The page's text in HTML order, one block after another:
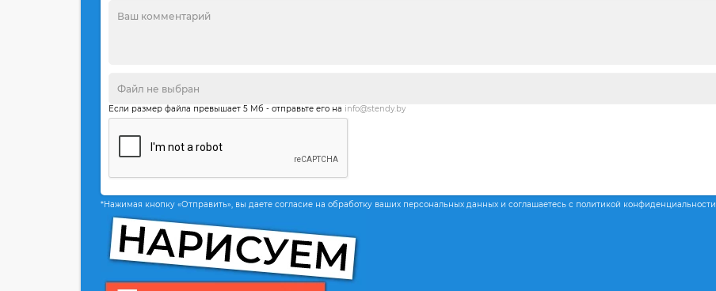
Если размер файла превышает 5 Мб - отправьте его на info@stendy.by
*Нажимая кнопку «Отправить», вы даете согласие на обработку ваших персональных данных и соглашаетесь с политикой конфиденциальности